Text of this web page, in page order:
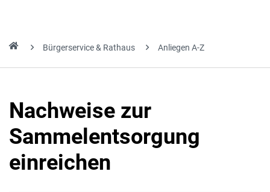
Bürgerservice & Rathaus Anliegen A-Z
Nachweise zur
Sammelentsorgung
einreichen